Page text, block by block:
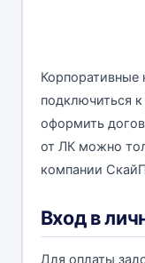
Корпоративные
подключиться
оформить
от ЛК можно
компании
Вход в
Для оплаты